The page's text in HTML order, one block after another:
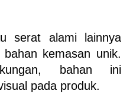
serat alami lainnya
kemasan unik.
bahan ini
pada produk.